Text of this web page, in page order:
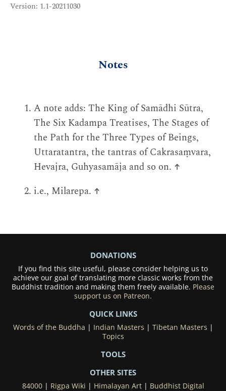
Version: 1.1-20211030
Notes
A note adds: The King of Samādhi Sūtra,
The Six Kadampa Treatises, The Stages of
the Path for the Three Types of Beings,
Uttaratantra, the tantras of Cakrasaṃvara,
Hevajra, Guhyasamāja and so on. ↑
i.e., Milarepa. ↑
DONATIONS
If you find this site useful, please consider helping us to
achieve our goal of translating more classic works from the
Buddhist tradition and making them freely available. Please
support us on Patreon.
QUICK LINKS
Words of the Buddha | Indian Masters | Tibetan Masters |
Topics
TOOLS
OTHER SITES
84000| Rigpa Wiki | Himalayan Art| Buddhist Digital